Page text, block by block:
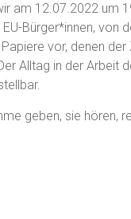
am 12.07.2022 um
Bürger*innen, von
vor, denen der
Alltag in der Arbeit
geben, sie hören,